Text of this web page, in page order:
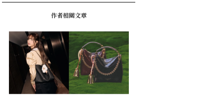
作者相關文章